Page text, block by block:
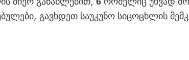
გავხდეთ საუკუნო სიცოცხლის